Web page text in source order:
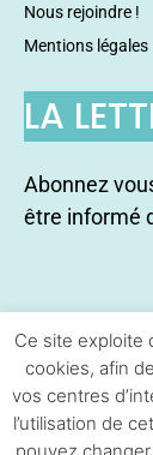
Nous rejoindre !
Mentions légales
LA
Abonnez
être informé
Ce site exploite
cookies, afin
vos centres
l’utilisation de